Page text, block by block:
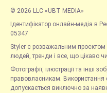
© 2026 LLC «UBT MEDIA»
Ідентифікатор онлайн-медіа в
05347
Styler є розважальним проєктом
людей, тренди і все, що цікаво
Фотографії, ілюстрації та інші
правовласникам. Використання
допускається виключно за